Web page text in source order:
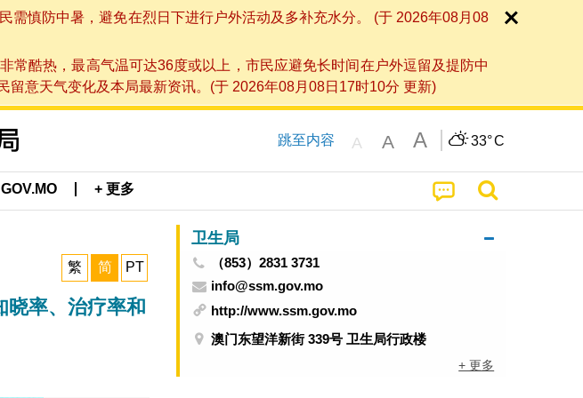
慎防中暑，避免在烈日下进行户外活动及多补充水分。 (于 2026年08月08
酷热，最高气温可达36度或以上，市民应避免长时间在户外逗留及提防中
意天气变化及本局最新资讯。(于 2026年08月08日17时10分 更新)
跳至内容 A A A 33°C
GOV.MO + 更多
繁 简 PT
晓率、治疗率和
卫生局
（853）2831 3731
info@ssm.gov.mo
http://www.ssm.gov.mo
澳门东望洋新街 339号 卫生局行政楼
+ 更多